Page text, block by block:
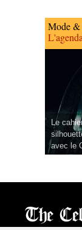
Mode &
Le
avec le